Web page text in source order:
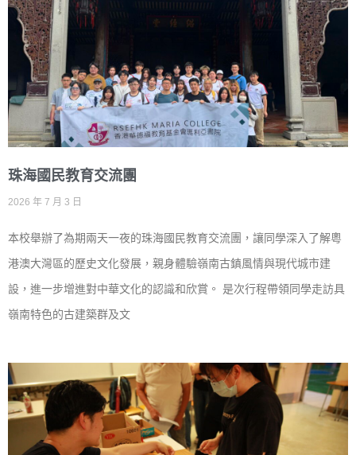
珠海國民教育交流團
2026 年 7 月 3 日
本校舉辦了為期兩天一夜的珠海國民教育交流團，讓同學深入了解粵
港澳大灣區的歷史文化發展，親身體驗嶺南古鎮風情與現代城市建
設，進一步增進對中華文化的認識和欣賞。 是次行程帶領同學走訪具
嶺南特色的古建築群及文